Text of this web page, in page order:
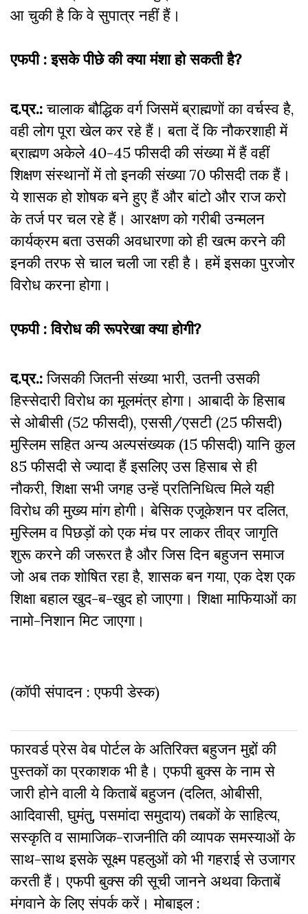
आ चुकी है कि वे सुपात्र नहीं हैं।
एफपी : इसके पीछे की क्या मंशा हो सकती है?
द.प्र.:चालाक बौद्धिक वर्ग जिसमें ब्राह्मणों का वर्चस्व है,
वही लोग पूरा खेल कर रहे हैं। बता दें कि नौकरशाही में
ब्राह्मण अकेले 40-45 फीसदी की संख्या में हैं वहीं
शिक्षण संस्थानों में तो इनकी संख्या 70 फीसदी तक हैं।
ये शासक हो शोषक बने हुए हैं और बांटो और राज करो
के तर्ज पर चल रहे हैं। आरक्षण को गरीबी उन्मलन
कार्यक्रम बता उसकी अवधारणा को ही खत्म करने की
इनकी तरफ से चाल चली जा रही है। हमें इसका पुरजोर
विरोध करना होगा।
एफपी : विरोध की रूपरेखा क्या होगी?
द.प्र.:जिसकी जितनी संख्या भारी, उतनी उसकी
हिस्सेदारी विरोध का मूलमंत्र होगा। आबादी के हिसाब
से ओबीसी (52 फीसदी), एससी/एसटी (25 फीसदी)
मुस्लिम सहित अन्य अल्पसंख्यक (15 फीसदी) यानि कुल
85 फीसदी से ज्यादा हैं इसलिए उस हिसाब से ही
नौकरी, शिक्षा सभी जगह उन्हें प्रतिनिधित्व मिले यही
विरोध की मुख्य मांग होगी। बेसिक एजूकेशन पर दलित,
मुस्लिम व पिछड़ों को एक मंच पर लाकर तीव्र जागृति
शुरू करने की जरूरत है और जिस दिन बहुजन समाज
जो अब तक शोषित रहा है, शासक बन गया, एक देश एक
शिक्षा बहाल खुद-ब-खुद हो जाएगा। शिक्षा माफियाओं का
नामो-निशान मिट जाएगा।
(कॉपी संपादन : एफपी डेस्क)
फारवर्ड प्रेस वेब पोर्टल के अतिरिक्‍त बहुजन मुद्दों की
पुस्‍तकों का प्रकाशक भी है। एफपी बुक्‍स के नाम से
जारी होने वाली ये किताबें बहुजन (दलित, ओबीसी,
आदिवासी, घुमंतु, पसमांदा समुदाय) तबकों के साहित्‍य,
सस्‍क‍ृति व सामाजिक-राजनीति की व्‍यापक समस्‍याओं के
साथ-साथ इसके सूक्ष्म पहलुओं को भी गहराई से उजागर
करती हैं। एफपी बुक्‍स की सूची जानने अथवा किताबें
मंगवाने के लिए संपर्क करें। मोबाइल :